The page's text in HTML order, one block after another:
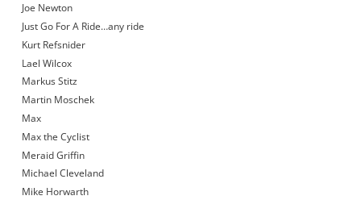
Joe Newton
Just Go For A Ride…any ride
Kurt Refsnider
Lael Wilcox
Markus Stitz
Martin Moschek
Max
Max the Cyclist
Meraid Griffin
Michael Cleveland
Mike Horwarth